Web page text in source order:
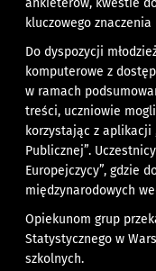
ankieterów, kwestie
kluczowego
Do dyspozycji
komputerowe z
w ramach
treści, uczniowie
korzystając z aplikacji
Publicznej”.
Europejczycy”, gdzie
międzynarodowych
Opiekunom grup
Statystycznego w
szkolnych.